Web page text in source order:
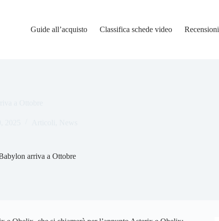
Guide all’acquisto
Classifica schede video Recensioni
arriva a Ottobre